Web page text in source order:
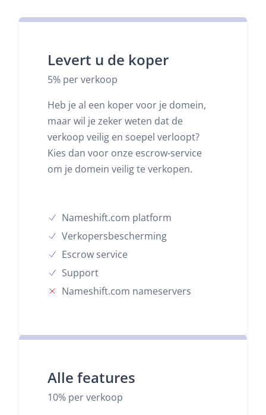
Levert u de koper
5% per verkoop
Heb je al een koper voor je domein,
maar wil je zeker weten dat de
verkoop veilig en soepel verloopt?
Kies dan voor onze escrow-service
om je domein veilig te verkopen.
Nameshift.com platform
Verkopersbescherming
Escrow service
Support
Nameshift.com nameservers
Alle features
10% per verkoop